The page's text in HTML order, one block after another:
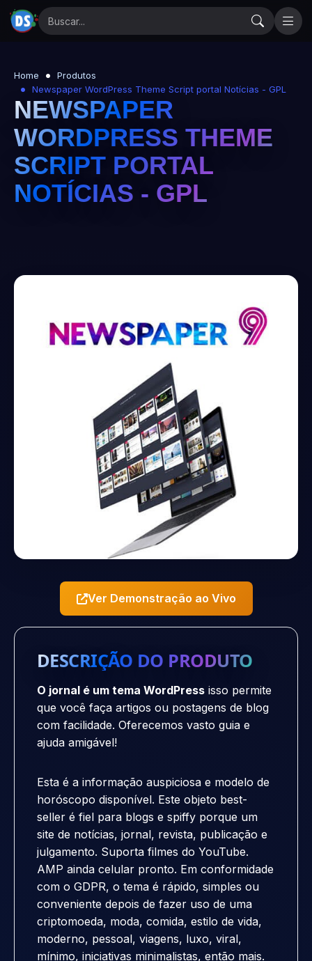
Home
Produtos
Newspaper WordPress Theme Script portal Notícias - GPL
NEWSPAPER
WORDPRESS THEME
SCRIPT PORTAL
NOTÍCIAS - GPL
Ver Demonstração ao Vivo
DESCRIÇÃO DO PRODUTO
O jornal é um tema WordPress isso permite
que você faça artigos ou postagens de blog
com facilidade. Oferecemos vasto guia e
ajuda amigável!
Esta é a informação auspiciosa e modelo de
horóscopo disponível. Este objeto best-
seller é fiel para blogs e spiffy porque um
site de notícias, jornal, revista, publicação e
julgamento. Suporta filmes do YouTube.
AMP ainda celular pronto. Em conformidade
com o GDPR, o tema é rápido, simples ou
conveniente depois de fazer uso de uma
criptomoeda, moda, comida, estilo de vida,
moderno, pessoal, viagens, luxo, viral,
mínimo, iniciativas minimalistas, então mais.